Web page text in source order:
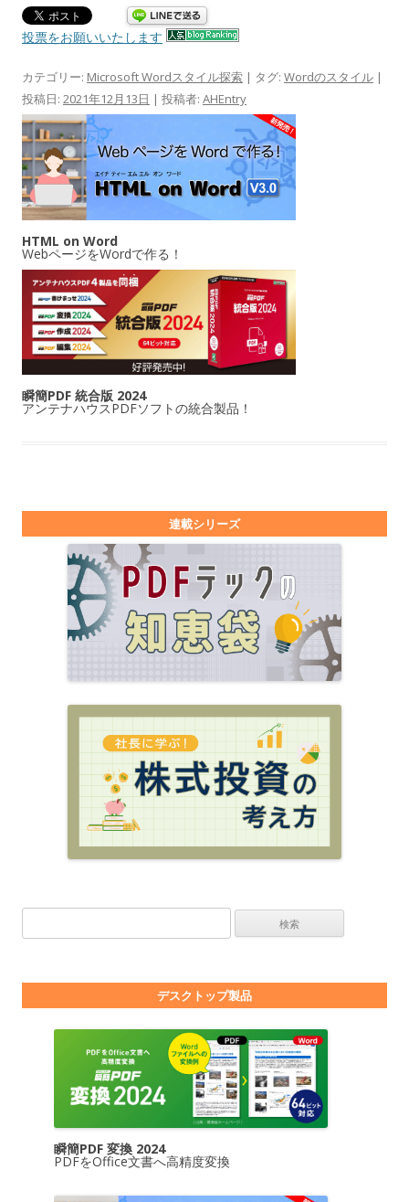
投票をお願いいたします
カテゴリー: Microsoft Wordスタイル探索 | タグ: Wordのスタイル |
投稿日: 2021年12月13日 | 投稿者: AHEntry
HTML on Word
WebページをWordで作る！
瞬簡PDF 統合版 2024
アンテナハウスPDFソフトの統合製品！
連載シリーズ
デスクトップ製品
瞬簡PDF 変換 2024
PDFをOffice文書へ高精度変換